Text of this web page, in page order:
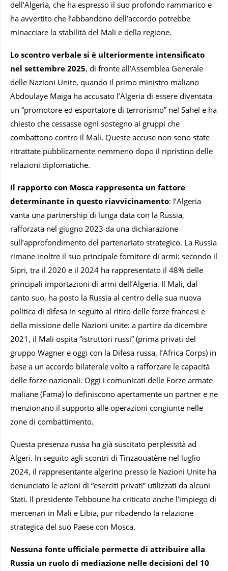
dell’Algeria, che ha espresso il suo profondo rammarico e
ha avvertito che l’abbandono dell’accordo potrebbe
minacciare la stabilità del Mali e della regione.
Lo scontro verbale si è ulteriormente intensificato
nel settembre 2025, di fronte all’Assemblea Generale
delle Nazioni Unite, quando il primo ministro maliano
Abdoulaye Maiga ha accusato l’Algeria di essere diventata
un “promotore ed esportatore di terrorismo” nel Sahel e ha
chiesto che cessasse ogni sostegno ai gruppi che
combattono contro il Mali. Queste accuse non sono state
ritrattate pubblicamente nemmeno dopo il ripristino delle
relazioni diplomatiche.
Il rapporto con Mosca rappresenta un fattore
determinante in questo riavvicinamento: l’Algeria
vanta una partnership di lunga data con la Russia,
rafforzata nel giugno 2023 da una dichiarazione
sull’approfondimento del partenariato strategico. La Russia
rimane inoltre il suo principale fornitore di armi: secondo il
Sipri, tra il 2020 e il 2024 ha rappresentato il 48% delle
principali importazioni di armi dell’Algeria. Il Mali, dal
canto suo, ha posto la Russia al centro della sua nuova
politica di difesa in seguito al ritiro delle forze francesi e
della missione delle Nazioni unite: a partire da dicembre
2021, il Mali ospita “istruttori russi” (prima privati del
gruppo Wagner e oggi con la Difesa russa, l’Africa Corps) in
base a un accordo bilaterale volto a rafforzare le capacità
delle forze nazionali. Oggi i comunicati delle Forze armate
maliane (Fama) lo definiscono apertamente un partner e ne
menzionano il supporto alle operazioni congiunte nelle
zone di combattimento.
Questa presenza russa ha già suscitato perplessità ad
Algeri. In seguito agli scontri di Tinzaouatène nel luglio
2024, il rappresentante algerino presso le Nazioni Unite ha
denunciato le azioni di “eserciti privati” utilizzati da alcuni
Stati. Il presidente Tebboune ha criticato anche l’impiego di
mercenari in Mali e Libia, pur ribadendo la relazione
strategica del suo Paese con Mosca.
Nessuna fonte ufficiale permette di attribuire alla
Russia un ruolo di mediazione nelle decisioni del 10